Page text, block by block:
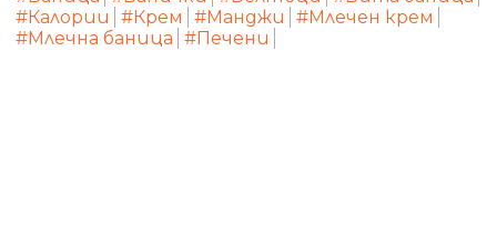
#Калории
#Крем #Манджи
#Млечен крем
#Млечна баница #Печени